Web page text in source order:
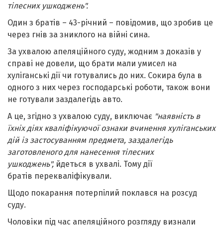
тілесних ушкоджень".
Один з братів – 43-річний – повідомив, що зробив це
через гнів за зниклого на війні сина.
За ухвалою апеляційного суду, жодним з доказів у
справі не довели, що брати мали умисел на
хуліганські дії чи готувались до них. Сокира була в
одного з них через господарські роботи, також вони
не готували заздалегідь авто.
А це, згідно з ухвалою суду, виключає "наявність в
їхніх діях кваліфікуючої ознаки вчинення хуліганських
дій із застосуванням предмета, заздалегідь
заготовленого для нанесення тілесних
ушкоджень", йдеться в ухвалі. Тому дії
братів перекваліфікували.
Щодо покарання потерпілий поклався на розсуд
суду.
Чоловіки під час апеляційного розгляду визнали